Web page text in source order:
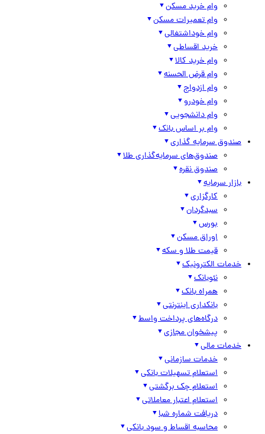
وام خرید مسکن
وام تعمیرات مسکن
وام خوداشتغالی
خرید اقساطی
وام خرید کالا
وام قرض الحسنه
وام ازدواج
وام خودرو
وام دانشجویی
وام بر اساس بانک
صندوق سرمایه گذاری
صندوق‌های سرمایه‌گذاری طلا
صندوق نقره
بازار سرمایه
کارگزاری
سبدگردان
بورس
اوراق مسکن
قیمت طلا و سکه
خدمات الکترونیک
نئوبانک
همراه بانک
بانکداری اینترنتی
درگاه‌های پرداخت واسط
پیشخوان مجازی
خدمات مالی
خدمات سازمانی
استعلام تسهیلات بانکی
استعلام چک برگشتی
استعلام اعتبار معاملاتی
دریافت شماره شبا
محاسبه اقساط و سود بانکی